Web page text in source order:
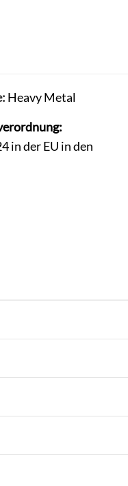
Heavy Metal
in der EU in den